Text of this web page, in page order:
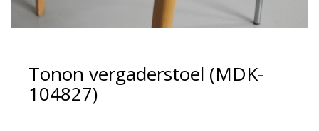
Tonon vergaderstoel (MDK-
104827)